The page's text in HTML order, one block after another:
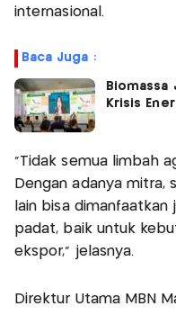
internasional.
Baca Juga :
Biomassa
Krisis
"Tidak semua limbah
Dengan adanya mitra,
lain bisa
padat, baik untuk
ekspor,” jelasnya.
Direktur Utama MBN